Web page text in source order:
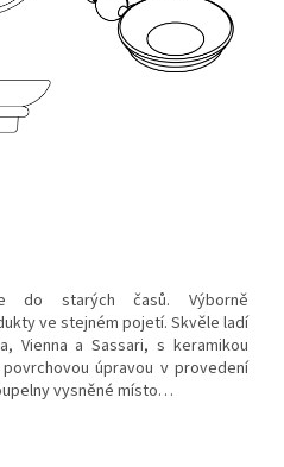
do starých časů. Výborně
ve stejném pojetí. Skvěle ladí
Vienna a Sassari, s keramikou
úpravou v provedení
vysněné místo…